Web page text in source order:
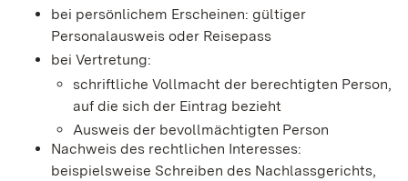
bei persönlichem Erscheinen: gültiger
Personalausweis oder Reisepass
bei Vertretung:
schriftliche Vollmacht der berechtigten Person,
auf die sich der Eintrag bezieht
Ausweis der bevollmächtigten Person
Nachweis des rechtlichen Interesses:
beispielsweise Schreiben des Nachlassgerichts,